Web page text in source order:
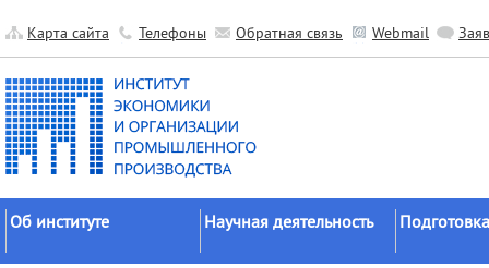
Карта сайта Телефоны Обратная связь Webmail
Об институте Научная деятельность